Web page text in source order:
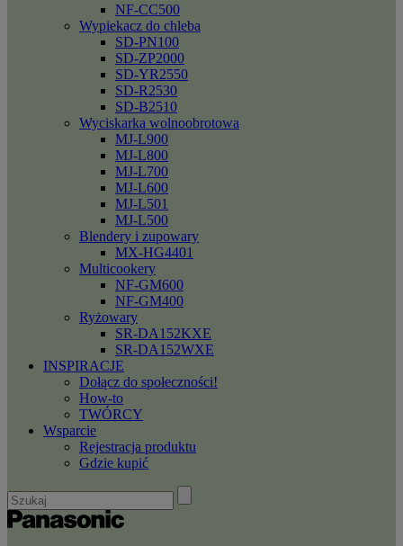
NF-CC500
Wypiekacz do chleba
SD-PN100
SD-ZP2000
SD-YR2550
SD-R2530
SD-B2510
Wyciskarka wolnoobrotowa
MJ-L900
MJ-L800
MJ-L700
MJ-L600
MJ-L501
MJ-L500
Blendery i zupowary
MX-HG4401
Multicookery
NF-GM600
NF-GM400
Ryżowary
SR-DA152KXE
SR-DA152WXE
INSPIRACJE
Dołącz do społeczności!
How-to
TWÓRCY
Wsparcie
Rejestracja produktu
Gdzie kupić